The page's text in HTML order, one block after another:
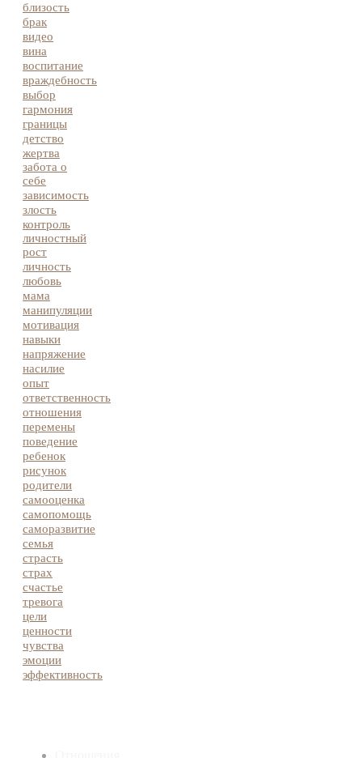
близость
брак
видео
вина
воспитание
враждебность
выбор
гармония
границы
детство
жертва
забота о
себе
зависимость
злость
контроль
личностный
рост
личность
любовь
мама
манипуляции
мотивация
навыки
напряжение
насилие
опыт
ответственность
отношения
перемены
поведение
ребенок
рисунок
родители
самооценка
самопомощь
саморазвитие
семья
страсть
страх
счастье
тревога
цели
ценности
чувства
эмоции
эффективность